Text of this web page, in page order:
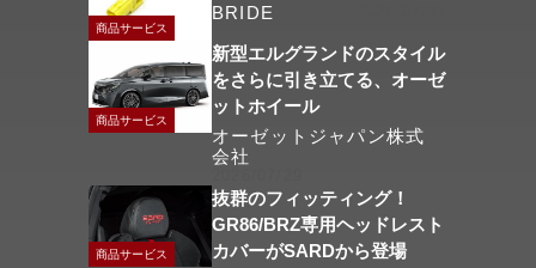
商品サービス
BRIDE
商品サービス
新型エルグランドのスタイル
をさらに引き立てる、オーゼ
ットホイール
オーゼットジャパン株式
会社
商品サービス
抜群のフィッティング！
GR86/BRZ専用ヘッドレスト
カバーがSARDから登場